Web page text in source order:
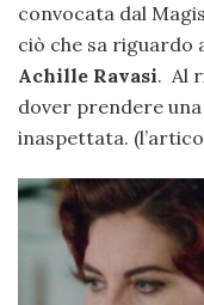
convocata dal
ciò che sa riguardo
Achille Ravasi. Al
dover prendere
inaspettata.